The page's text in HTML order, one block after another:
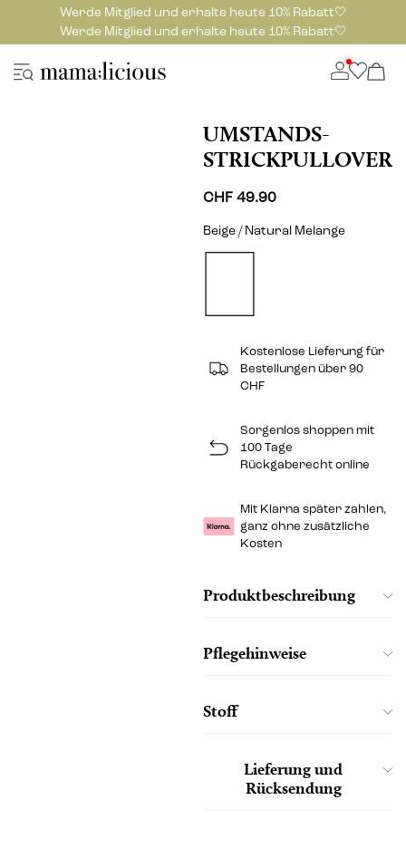
Werde Mitglied und erhalte heute 10% Rabatt🤍
Werde Mitglied und erhalte heute 10% Rabatt🤍
UMSTANDS-
STRICKPULLOVER
CHF 49.90
Beige / Natural Melange
Kostenlose Lieferung für
Bestellungen über 90
CHF
Sorgenlos shoppen mit
100 Tage
Rückgaberecht online
Mit Klarna später zahlen,
ganz ohne zusätzliche
Kosten
Produktbeschreibung
Pflegehinweise
Stoff
Lieferung und
Rücksendung